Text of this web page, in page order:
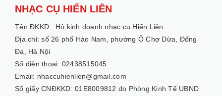
NHẠC CỤ HIẾN LIÊN
Tên ĐKKD : Hộ kinh doanh nhạc cụ Hiến Liên
Địa chỉ: số 26 phố Hào Nam, phường Ô Chợ Dừa, Đống
Đa, Hà Nội
Số điện thoại: 02438515045
Email: nhaccuhienlien@gmail.com
Số giấy CNĐKKD: 01E8009812 do Phòng Kinh Tế UBND